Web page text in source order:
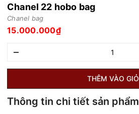
Chanel 22 hobo bag
Chanel bag
15.000.000₫
–
THÊM VÀO GIỎ
Thông tin chi tiết sản phẩm